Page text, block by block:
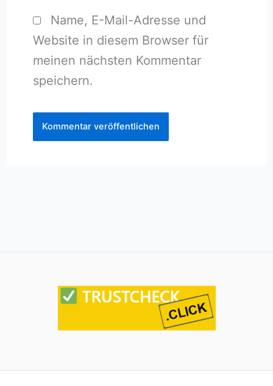
Name, E-Mail-Adresse und
Website in diesem Browser für
meinen nächsten Kommentar
speichern.